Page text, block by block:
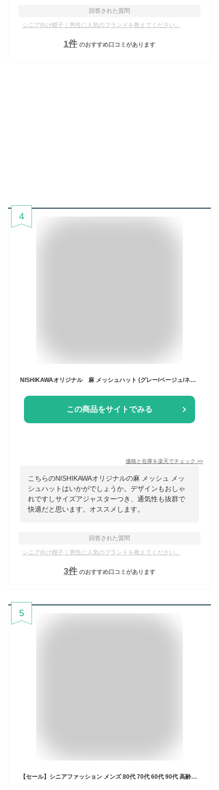
回答された質問
シニア向け帽子｜男性に人気のブランドを教えてください。
1件 のおすすめ口コミがあります
4
この商品をサイトでみる
価格と在庫を楽天でチェック >>
こちらのNISHIKAWAオリジナルの麻 メッシュ メッ
シュハットはいかがでしょうか。デザインもおしゃ
れですしサイズアジャスターつき、通気性も抜群で
快適だと思います。オススメします。
回答された質問
シニア向け帽子｜男性に人気のブランドを教えてください。
3件 のおすすめ口コミがあります
5